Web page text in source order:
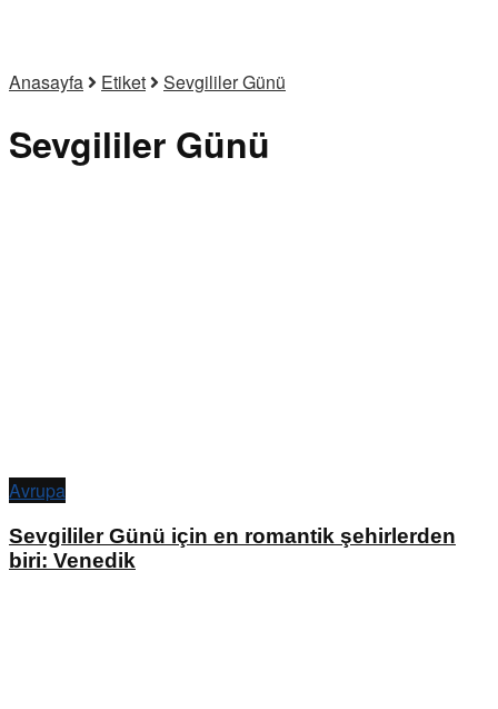
Anasayfa Etiket Sevgililer Günü
Sevgililer Günü
Avrupa
Sevgililer Günü için en romantik şehirlerden
biri: Venedik